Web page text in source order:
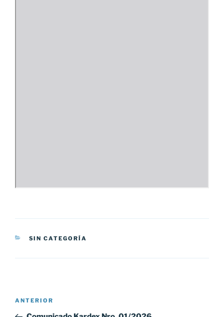
CATEGORÍAS
SIN CATEGORÍA
Navegación
Entrada
anterior:
ANTERIOR